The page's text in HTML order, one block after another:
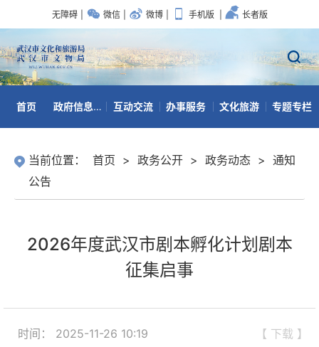
无障碍 微信 微博 手机版 长者版
首页 政府信息公开 互动交流 办事服务 文化旅游 专题专栏
当前位置： 首页 > 政务公开 > 政务动态 > 通知
公告
2026年度武汉市剧本孵化计划剧本
征集启事
【 下载 】
时间： 2025-11-26 10:19